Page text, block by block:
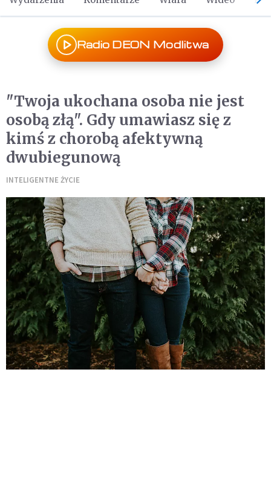
Radio DEON Modlitwa
"Twoja ukochana osoba nie jest
osobą złą". Gdy umawiasz się z
kimś z chorobą afektywną
dwubiegunową
INTELIGENTNE ŻYCIE